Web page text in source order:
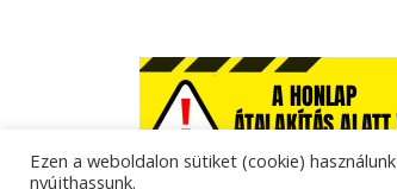
Ezen a weboldalon sütiket (cookie)
nyújthassunk.